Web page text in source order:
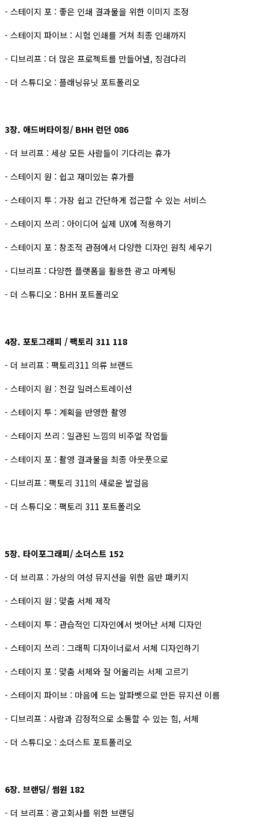
- 스테이지 포 : 좋은 인쇄 결과물을 위한 이미지 조정
- 스테이지 파이브 : 시험 인쇄를 거쳐 최종 인쇄까지
- 디브리프 : 더 많은 프로젝트를 만들어낼, 징검다리
- 더 스튜디오 : 플래닝유닛 포트폴리오
3장. 애드버타이징/ BHH 런던 086
- 더 브리프 : 세상 모든 사람들이 기다리는 휴가
- 스테이지 원 : 쉽고 재미있는 휴가를
- 스테이지 투 : 가장 쉽고 간단하게 접근할 수 있는 서비스
- 스테이지 쓰리 : 아이디어 실제 UX에 적용하기
- 스테이지 포 : 창조적 관점에서 다양한 디자인 원칙 세우기
- 디브리프 : 다양한 플랫폼을 활용한 광고 마케팅
- 더 스튜디오 : BHH 포트폴리오
4장. 포토그래피 / 팩토리 311 118
- 더 브리프 : 팩토리311 의류 브랜드
- 스테이지 원 : 전갈 일러스트레이션
- 스테이지 투 : 계획을 반영한 촬영
- 스테이지 쓰리 : 일관된 느낌의 비주얼 작업들
- 스테이지 포 : 촬영 결과물을 최종 아웃풋으로
- 디브리프 : 팩토리 311의 새로운 발걸음
- 더 스튜디오 : 팩토리 311 포트폴리오
5장. 타이포그래피/ 소더스트 152
- 더 브리프 : 가상의 여성 뮤지션을 위한 음반 패키지
- 스테이지 원 : 맞춤 서체 제작
- 스테이지 투 : 관습적인 디자인에서 벗어난 서체 디자인
- 스테이지 쓰리 : 그래픽 디자이너로서 서체 디자인하기
- 스테이지 포 : 맞춤 서체와 잘 어울리는 서체 고르기
- 스테이지 파이브 : 마음에 드는 알파벳으로 만든 뮤지션 이름
- 디브리프 : 사람과 감정적으로 소통할 수 있는 힘, 서체
- 더 스튜디오 : 소더스트 포트폴리오
6장. 브랜딩/ 썸원 182
- 더 브리프 : 광고회사를 위한 브랜딩